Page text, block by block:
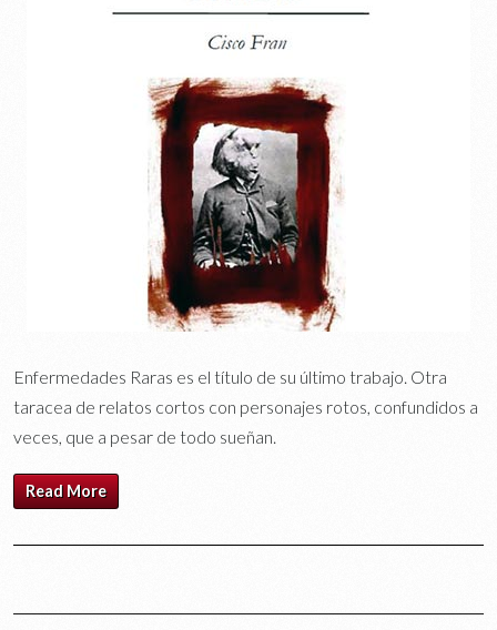
Enfermedades Raras es el título de su último trabajo. Otra
taracea de relatos cortos con personajes rotos, confundidos a
veces, que a pesar de todo sueñan.
Read More